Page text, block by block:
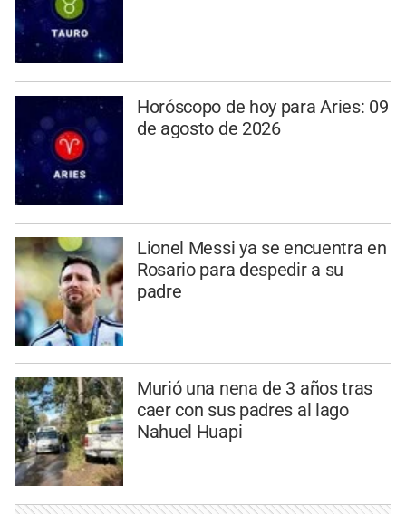
Horóscopo de hoy para Aries: 09
de agosto de 2026
Lionel Messi ya se encuentra en
Rosario para despedir a su
padre
Murió una nena de 3 años tras
caer con sus padres al lago
Nahuel Huapi